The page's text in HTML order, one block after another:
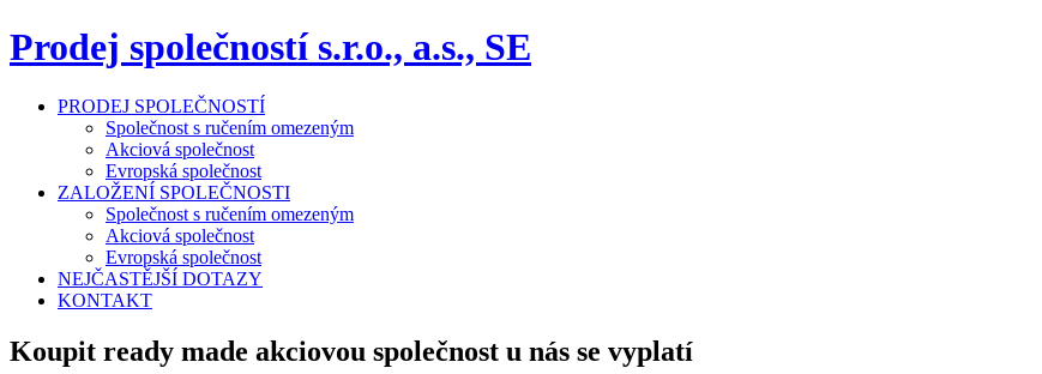
Prodej společností s.r.o., a.s., SE
PRODEJ SPOLEČNOSTÍ
Společnost s ručením omezeným
Akciová společnost
Evropská společnost
ZALOŽENÍ SPOLEČNOSTI
Společnost s ručením omezeným
Akciová společnost
Evropská společnost
NEJČASTĚJŠÍ DOTAZY
KONTAKT
Koupit ready made akciovou společnost u nás se vyplatí